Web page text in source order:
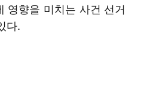
영향을 미치는 사건 선거
다.